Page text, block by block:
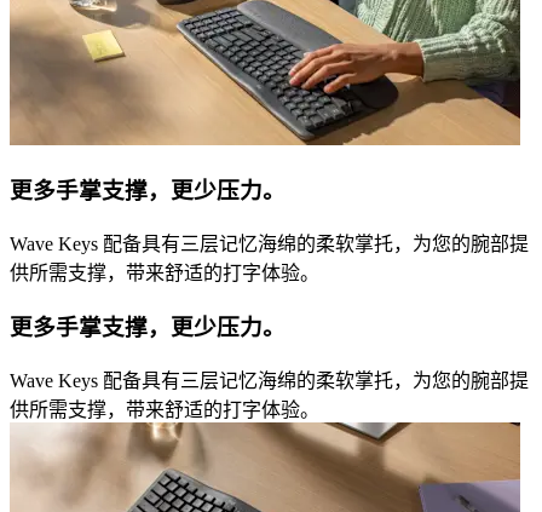
更多手掌支撑，更少压力。
Wave Keys 配备具有三层记忆海绵的柔软掌托，为您的腕部提
供所需支撑，带来舒适的打字体验。
更多手掌支撑，更少压力。
Wave Keys 配备具有三层记忆海绵的柔软掌托，为您的腕部提
供所需支撑，带来舒适的打字体验。